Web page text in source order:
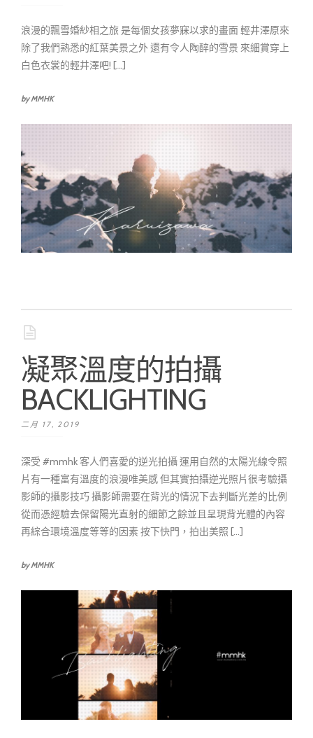
浪漫的飄雪婚紗相之旅 是每個女孩夢寐以求的畫面 輕井澤原來
除了我們熟悉的紅葉美景之外 還有令人陶醉的雪景 來細賞穿上
白色衣裳的輕井澤吧! [...]
by MMHK
凝聚溫度的拍攝
BACKLIGHTING
二月 17, 2019
深受 #mmhk 客人們喜愛的逆光拍攝 運用自然的太陽光線令照
片有一種富有溫度的浪漫唯美感 但其實拍攝逆光照片很考驗攝
影師的攝影技巧 攝影師需要在背光的情況下去判斷光差的比例
從而憑經驗去保留陽光直射的細節之餘並且呈現背光體的內容
再綜合環境溫度等等的因素 按下快門，拍出美照 [...]
by MMHK